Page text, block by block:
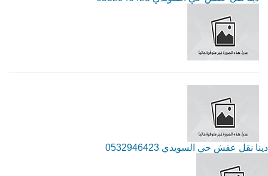
دينا نقل عفش حي السويدي 0532946423